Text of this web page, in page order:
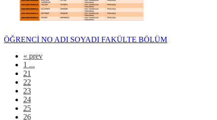
ÖĞRENCİ NO ADI SOYADI FAKÜLTE BÖLÜM
« prev
1 ...
21
22
23
24
25
26